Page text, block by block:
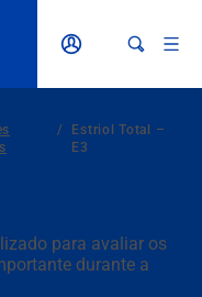
/
Estriol Total –
E3
para avaliar os
durante a